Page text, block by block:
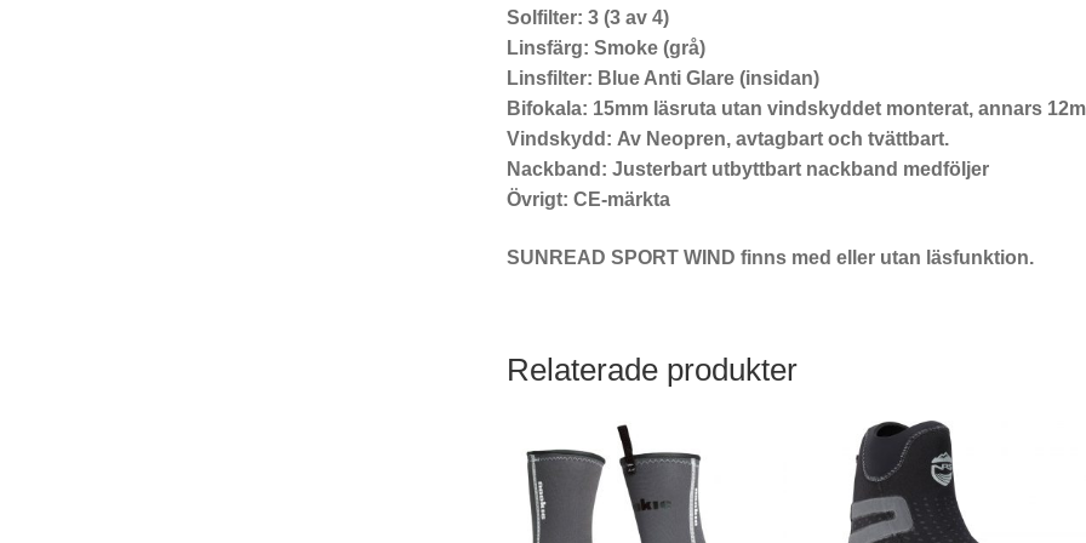
Solfilter: 3 (3 av 4)
Linsfärg: Smoke (grå)
Linsfilter: Blue Anti Glare (insidan)
Bifokala: 15mm läsruta utan vindskyddet monterat, annars
Vindskydd: Av Neopren, avtagbart och tvättbart.
Nackband: Justerbart utbyttbart nackband medföljer
Övrigt: CE-märkta
SUNREAD SPORT WIND finns med eller utan läsfunktion.
Relaterade produkter